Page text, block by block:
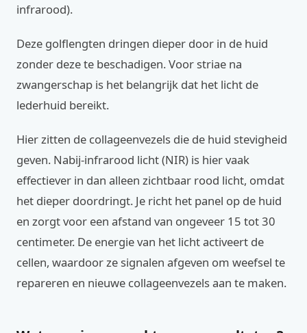
infrarood).
Deze golflengten dringen dieper door in de huid
zonder deze te beschadigen. Voor striae na
zwangerschap is het belangrijk dat het licht de
lederhuid bereikt.
Hier zitten de collageenvezels die de huid stevigheid
geven. Nabij-infrarood licht (NIR) is hier vaak
effectiever in dan alleen zichtbaar rood licht, omdat
het dieper doordringt. Je richt het panel op de huid
en zorgt voor een afstand van ongeveer 15 tot 30
centimeter. De energie van het licht activeert de
cellen, waardoor ze signalen afgeven om weefsel te
repareren en nieuwe collageenvezels aan te maken.